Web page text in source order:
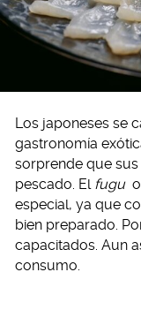
Los japoneses se
gastronomía
sorprende que
pescado. El fugu
especial, ya que
bien preparado.
capacitados. Aun
consumo.